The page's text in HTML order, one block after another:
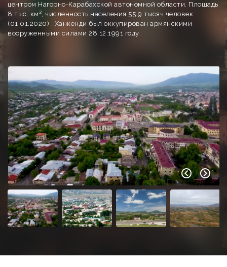
центром Нагорно-Карабахской автономной области. Площадь
8 тыс. км², численность населения 55.9 тысяч человек
(01.01.2020) . Ханкенди был оккупирован армянскими
вооруженными силами 28.12.1991 году.